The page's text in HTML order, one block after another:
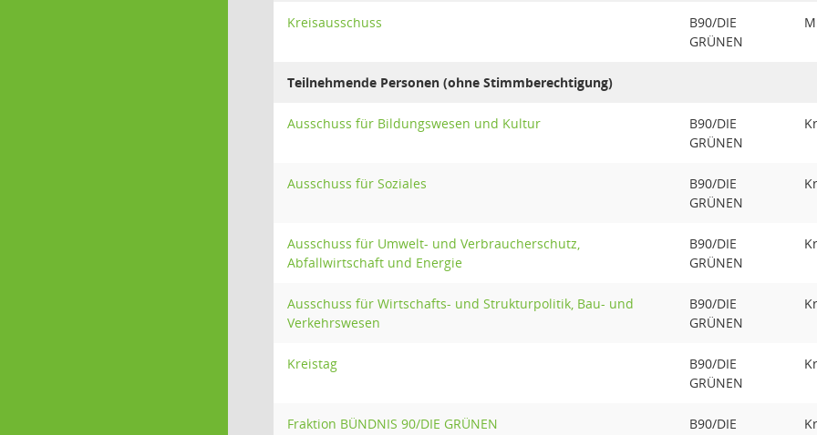
Kreisausschuss
B90/DIE
GRÜNEN
Teilnehmende Personen (ohne Stimmberechtigung)
Ausschuss für Bildungswesen und Kultur
B90/DIE
GRÜNEN
Ausschuss für Soziales
B90/DIE
GRÜNEN
Ausschuss für Umwelt- und Verbraucherschutz,
Abfallwirtschaft und Energie
B90/DIE
GRÜNEN
Ausschuss für Wirtschafts- und Strukturpolitik, Bau- und
Verkehrswesen
B90/DIE
GRÜNEN
Kreistag
B90/DIE
GRÜNEN
Fraktion BÜNDNIS 90/DIE GRÜNEN
B90/DIE